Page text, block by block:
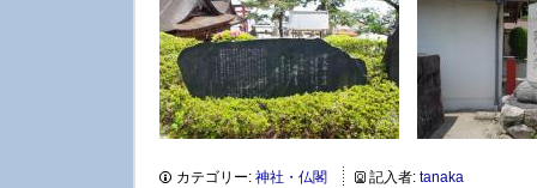
カテゴリー: 神社・仏閣 記入者: tanaka